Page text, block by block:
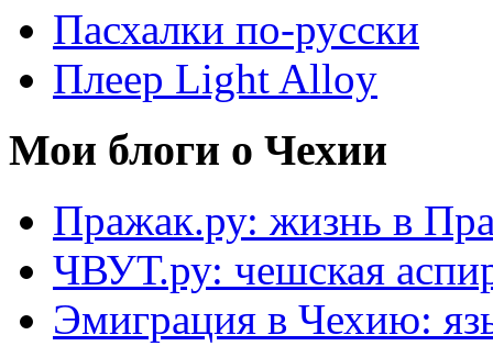
Пасхалки по-русски
Плеер Light Alloy
Мои блоги о Чехии
Пражак.ру: жизнь в
ЧВУТ.ру: чешская
Эмиграция в Чехию: